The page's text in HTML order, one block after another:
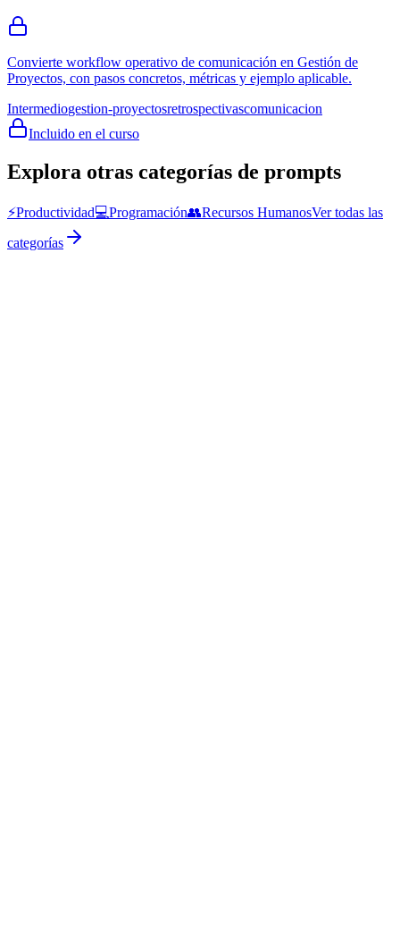
Convierte workflow operativo de comunicación en Gestión de
Proyectos, con pasos concretos, métricas y ejemplo aplicable.
Intermediogestion-proyectosretrospectivascomunicacion
Incluido en el curso
Explora otras categorías de prompts
⚡Productividad💻Programación👥Recursos HumanosVer todas las
categorías